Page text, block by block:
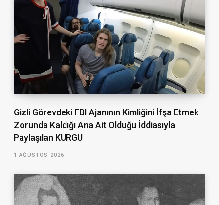
Gizli Görevdeki FBI Ajanının Kimliğini İfşa Etmek
Zorunda Kaldığı Ana Ait Olduğu İddiasıyla
Paylaşılan KURGU
1 AĞUSTOS 2026